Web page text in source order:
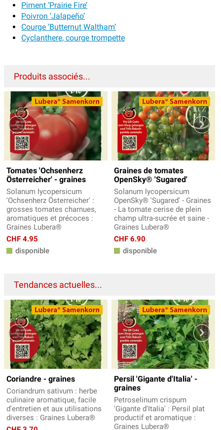
Piment ‘Prairie Fire’
Poivron ‘Jalapeño’
Courge ‘Butternut Waltham’
Cyclanthere, courge trompette
Produits associés...
Tomates 'Ochsenherz
Österreicher' - graines
Solanum Iycopersicum
'Ochsenherz Österreicher' :
grosses tomates charnues,
aromatiques et précoces :
Graines Lubera®
CHF 4.95
disponible
Graines de tomates
OpenSky® 'Sugared'
Solanum lycopersicum
OpenSky® 'Sugared' - Graines
- La tomate cerise de plein
champ ultra-sucrée et saine -
Graines Lubera®
CHF 6.90
disponible
Tendances actuelles...
Coriandre - graines
Coriandrum sativum : herbe
culinaire aromatique, facile
d'entretien et aux utilisations
diverses : Graines Lubera®
Persil 'Gigante d'Italia' -
graines
Petroselinum crispum
'Gigante d'Italia' : Persil plat
productif et aromatique :
Graines Lubera®